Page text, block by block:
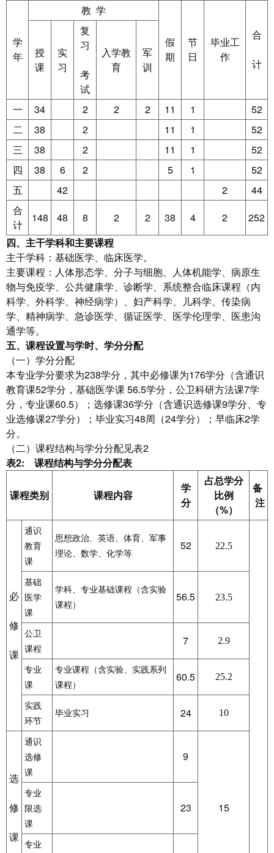
学
年
教 学
假
期
节
日
毕业工
作
合
计
授
课
实
习
复
习
考
试
入学教
育
军
训
一 34 2 2 2 11 1
52
二
38 2 11 1
52
三
38 2 11 1
52
四
38 6 2 5 1
52
五
42 2
44
合
计
148 48 8 2 2 38 4 2
252
四、主干学科和主要课程
主干学科：基础医学、临床医学。
主要课程：人体形态学、分子与细胞、人体机能学、病原生
物与免疫学、公共健康学、诊断学、系统整合临床课程（内
科学、外科学、神经病学）、妇产科学、儿科学、传染病
学、精神病学、急诊医学、循证医学、医学伦理学、医患沟
通学等。
五、 课程设置与学时、学分分配
（一）学分分配
本专业学分要求为238学分，其中必修课为176学分（含通识
教育课52学分，基础医学课 56.5学分，公卫科研方法课7学
分，专业课60.5）；选修课36学分（含通识选修课9学分、专
业选修课27学分）；毕业实习48周（24学分）；早临床2学
分。
（二）课程结构与学分分配见表2
表2: 课程结构与学分分配表
课程类别 课程内容
学
分
占总学分
比例
（%）
备
注
必
修
课
通识
教育
课
思想政治、英语、体育、军事
理论、数学、化学等
52 22.5
基础
医学
课
学科、专业基础课程（含实验
课程）
56.5 23.5
公卫
课程
7 2.9
专业
课
专业课程（含实验、实践系列
课程）
60.5 25.2
实践
环节
毕业实习 24 10
选
修
课
通识
选修
课
9
15
专业
限选
课
23
专业